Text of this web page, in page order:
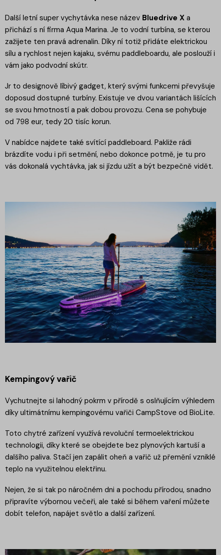
Další letní super vychytávka nese název Bluedrive X a
přichází s ní firma Aqua Marina. Je to vodní turbína, se kterou
zažijete ten pravá adrenalin. Díky ní totiž přidáte elektrickou
sílu a rychlost nejen kajaku, svému paddleboardu, ale poslouží i
vám jako podvodní skútr.
Jr to designově líbivý gadget, který svými funkcemi převyšuje
doposud dostupné turbíny. Existuje ve dvou variantách lišících
se svou hmotností a pak dobou provozu. Cena se pohybuje
od 798 eur, tedy 20 tisíc korun.
V nabídce najdete také svítící paddleboard. Pakliže rádi
brázdíte vodu i při setmění, nebo dokonce potmě, je tu pro
vás dokonalá vychtávka, jak si jízdu užít a být bezpečně vidět.
Kempingový vařič
Vychutnejte si lahodný pokrm v přírodě s oslňujícím výhledem
díky ultimátnímu kempingovému vařiči CampStove od BioLite.
Toto chytré zařízení využívá revoluční termoelektrickou
technologii, díky které se obejdete bez plynových kartuší a
dalšího paliva. Stačí jen zapálit oheň a vařič už přemění vzniklé
teplo na využitelnou elektřinu.
Nejen, že si tak po náročném dni a pochodu přírodou, snadno
připravíte výbornou večeři, ale také si během vaření můžete
dobít telefon, napájet světlo a další zařízení.